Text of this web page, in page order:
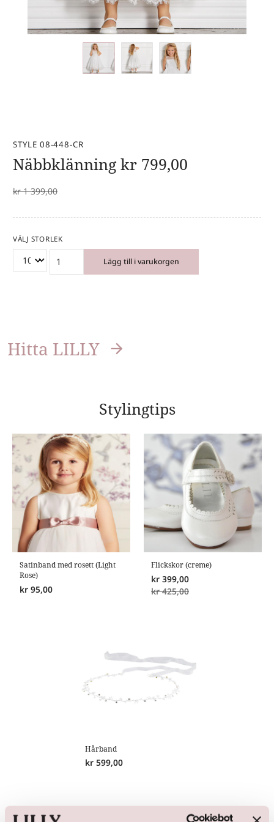
STYLE 08-448-CR
Näbbklänning kr 799,00
kr 1 399,00
VÄLJ STORLEK
Lägg till i varukorgen
Hitta LILLY
Stylingtips
Satinband med rosett (Light
Rose)
kr 95,00
Flickskor (creme)
kr 399,00
kr 425,00
Hårband
kr 599,00